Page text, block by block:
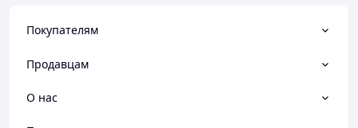
Покупателям
Продавцам
О нас